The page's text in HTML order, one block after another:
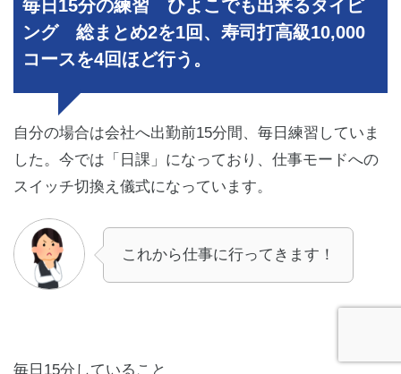
毎日15分の練習 ひよこでも出来るタイピ
ング 総まとめ2を1回、寿司打高級10,000
コースを4回ほど行う。
自分の場合は会社へ出勤前15分間、毎日練習していま
した。今では「日課」になっており、仕事モードへの
スイッチ切換え儀式になっています。
これから仕事に行ってきます！
毎日15分していること